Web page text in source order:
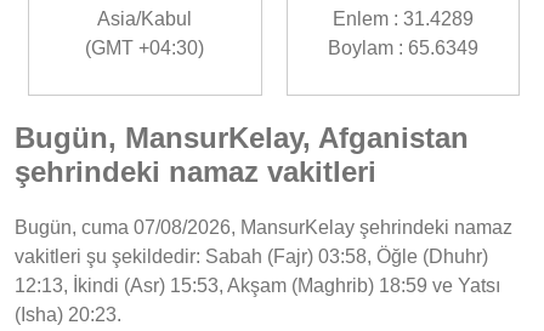
Asia/Kabul
(GMT +04:30)
Enlem : 31.4289
Boylam : 65.6349
Bugün, MansurKelay, Afganistan
şehrindeki namaz vakitleri
Bugün, cuma 07/08/2026, MansurKelay şehrindeki namaz
vakitleri şu şekildedir: Sabah (Fajr) 03:58, Öğle (Dhuhr)
12:13, İkindi (Asr) 15:53, Akşam (Maghrib) 18:59 ve Yatsı
(Isha) 20:23.